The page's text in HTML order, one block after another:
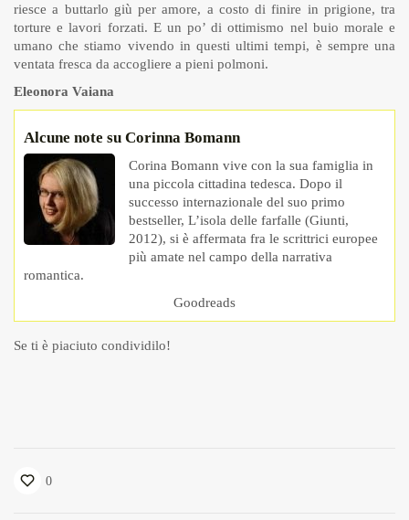
riesce a buttarlo giù per amore, a costo di finire in prigione, tra
torture e lavori forzati. E un po’ di ottimismo nel buio morale e
umano che stiamo vivendo in questi ultimi tempi, è sempre una
ventata fresca da accogliere a pieni polmoni.
Eleonora Vaiana
Alcune note su Corinna Bomann
Corina Bomann vive con la sua famiglia in
una piccola cittadina tedesca. Dopo il
successo internazionale del suo primo
bestseller, L’isola delle farfalle (Giunti,
2012), si è affermata fra le scrittrici europee
più amate nel campo della narrativa
romantica.
Goodreads
Se ti è piaciuto condividilo!
0